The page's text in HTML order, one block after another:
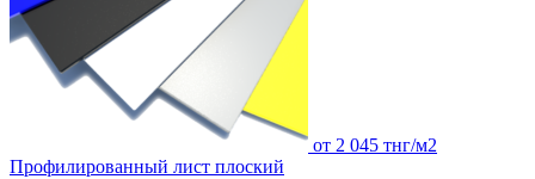
от 2 045 тнг/м2
Профилированный лист плоский